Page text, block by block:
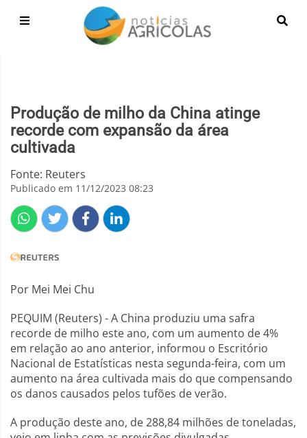
Produção de milho da China atinge
recorde com expansão da área
cultivada
Fonte: Reuters
Publicado em 11/12/2023 08:23
Por Mei Mei Chu
PEQUIM (Reuters) - A China produziu uma safra
recorde de milho este ano, com um aumento de 4%
em relação ao ano anterior, informou o Escritório
Nacional de Estatísticas nesta segunda-feira, com um
aumento na área cultivada mais do que compensando
os danos causados pelos tufões de verão.
A produção deste ano, de 288,84 milhões de toneladas,